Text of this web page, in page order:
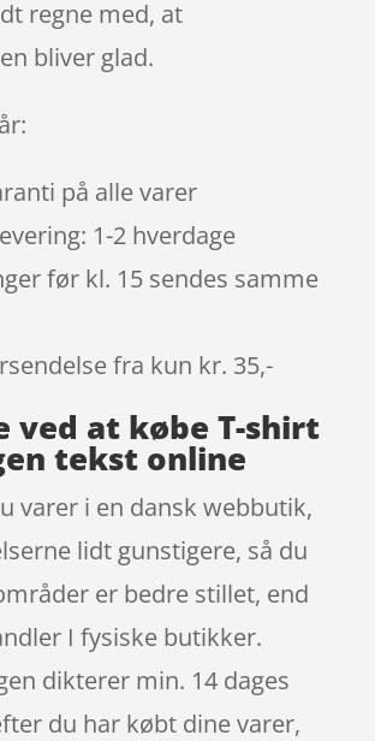
regne med, at
bliver glad.
på alle varer
1-2 hverdage
før kl. 15 sendes samme
fra kun kr. 35,-
ved at købe T-shirt
tekst online
varer i en dansk webbutik,
lidt gunstigere, så du
er bedre stillet, end
I fysiske butikker.
dikterer min. 14 dages
du har købt dine varer,